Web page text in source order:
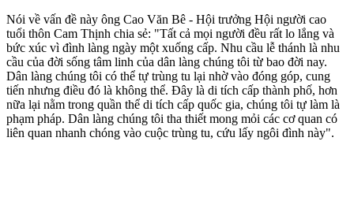
Nói về vấn đề này ông Cao Văn Bê - Hội trưởng Hội người cao
tuổi thôn Cam Thịnh chia sẻ: "Tất cả mọi người đều rất lo lắng và
bức xúc vì đình làng ngày một xuống cấp. Nhu cầu lễ thánh là nhu
cầu của đời sống tâm linh của dân làng chúng tôi từ bao đời nay.
Dân làng chúng tôi có thể tự trùng tu lại nhờ vào đóng góp, cung
tiến nhưng điều đó là không thể. Đây là di tích cấp thành phố, hơn
nữa lại nằm trong quần thể di tích cấp quốc gia, chúng tôi tự làm là
phạm pháp. Dân làng chúng tôi tha thiết mong mỏi các cơ quan có
liên quan nhanh chóng vào cuộc trùng tu, cứu lấy ngôi đình này".